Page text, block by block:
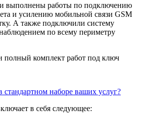
выполнены работы по подключению
и усилению мобильной связи GSM
А также подключили систему
по всему периметру
комплект работ под ключ
стандартном наборе ваших услуг?
в себя следующее: